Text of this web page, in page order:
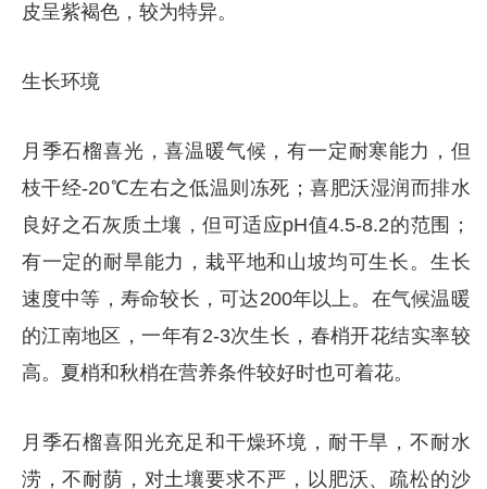
皮呈紫褐色，较为特异。
生长环境
月季石榴喜光，喜温暖气候，有一定耐寒能力，但
枝干经-20℃左右之低温则冻死；喜肥沃湿润而排水
良好之石灰质土壤，但可适应pH值4.5-8.2的范围；
有一定的耐旱能力，栽平地和山坡均可生长。生长
速度中等，寿命较长，可达200年以上。在气候温暖
的江南地区，一年有2-3次生长，春梢开花结实率较
高。夏梢和秋梢在营养条件较好时也可着花。
月季石榴喜阳光充足和干燥环境，耐干旱，不耐水
涝，不耐荫，对土壤要求不严，以肥沃、疏松的沙